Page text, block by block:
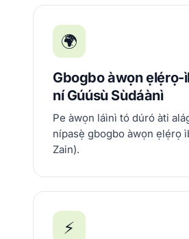
🌍
Gbogbo àwọn ẹlẹ́rọ-
ní Gúúsù Sùdáànì
Pe àwọn láìnì tó dúró àti
nípasẹ̀ gbogbo àwọn ẹlẹ́rọ
Zain).
⚡